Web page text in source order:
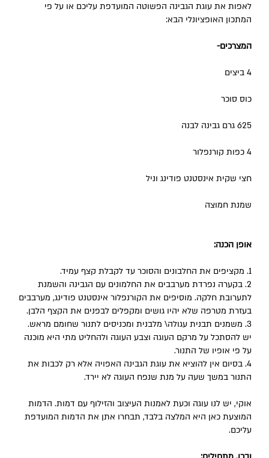
לאפות את עוגת הגבינה הפשוטה המועדפת עליכם או על פי
המתכון האופציונלי הבא:
המצרכים-
4 ביצים
כוס סוכר
625 גרם גבינה לבנה
4 כפות קורנפלור
חצי שקית אינסטנט פודינג וניל
שמנת חמוצה
אופן הכנה:
1. מקציפים את החלבונים והסוכר עד לקבלת קצף עמיד.
2. בקערה נפרדת מערבבים את החלמונים עם הגבינה והשמנת
לתערובת חלקה. מוסיפים את הקורנפלור אינסטנט פודינג, מערבבים
בעזרת מטרפה שלא יהיו גושים ומקפלים לבפנים את הקצף הלבן.
3. משמנים תבנית עגולה\ מלבנית ומכניסים לתנור שחומם מראש.
יש להסתכל על מרקם העוגה וצבע העוגה ולהחליט מתי היא מוכנה
על פי אופיו של התנור.
4. בסיום אין להוציא את עוגת הגבינה האפויה אלא רק לכבות את
התנור במשך שעה על מנת שנפח העוגה לא יירד.
אוקי, יש לנו עוגה וכעת לאמנות העיצוב והזילוף עם דמות. הדמות
המוצעת כאן היא המלצה בלבד, תבחרו אתן את הדמות המועדפת
עליכם.